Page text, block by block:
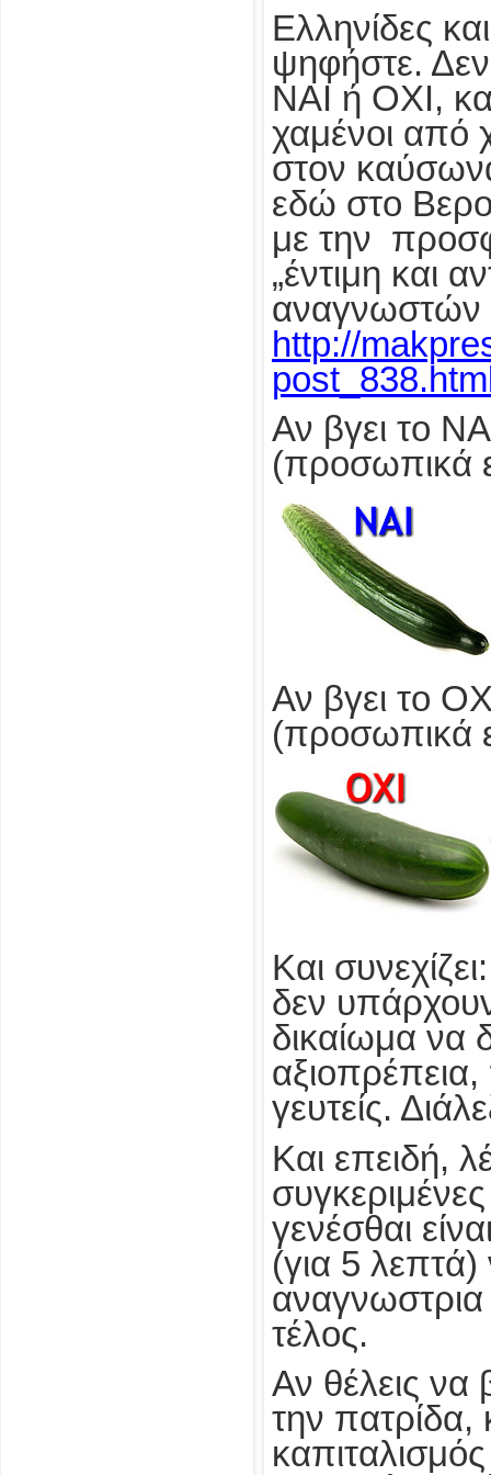
Ελληνίδες
ψηφήστε. Δεν
ΝΑΙ ή ΟΧΙ,
χαμένοι από
στον
εδώ στο
με την
„έντιμη και
αναγνωστών
http://
Αν βγει το
(προσωπικά
Αν βγει το
(προσωπικά
Και
δεν
δικαίωμα να
γευτείς.
Και επειδή,
γενέσθαι
(για 5 λεπτά)
τέλος.
Αν θέλεις να
την